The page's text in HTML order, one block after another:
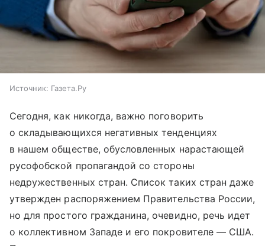
Источник: Газета.Ру
Сегодня, как никогда, важно поговорить
о складывающихся негативных тенденциях
в нашем обществе, обусловленных нарастающей
русофобской пропагандой со стороны
недружественных стран. Список таких стран даже
утвержден распоряжением Правительства России,
но для простого гражданина, очевидно, речь идет
о коллективном Западе и его покровителе — США.